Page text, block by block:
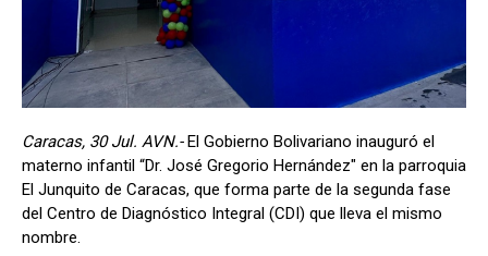
Caracas, 30 Jul. AVN.-El Gobierno Bolivariano inauguró el
materno infantil “Dr. José Gregorio Hernández" en la parroquia
El Junquito de Caracas, que forma parte de la segunda fase
del Centro de Diagnóstico Integral (CDI) que lleva el mismo
nombre.